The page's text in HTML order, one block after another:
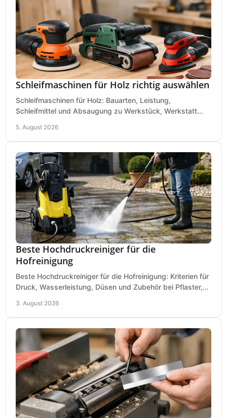
Schleifmaschinen für Holz richtig auswählen
Schleifmaschinen für Holz: Bauarten, Leistung,
Schleifmittel und Absaugung zu Werkstück, Werkstatt
5. August 2026
Beste Hochdruckreiniger für die
Hofreinigung
Beste Hochdruckreiniger für die Hofreinigung: Kriterien für
Druck, Wasserleistung, Düsen und Zubehör bei Pflaster,
3. August 2026